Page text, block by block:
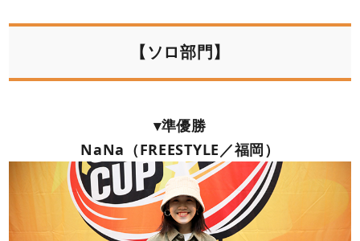
【ソロ部門】
▾準優勝
NaNa（FREESTYLE／福岡）